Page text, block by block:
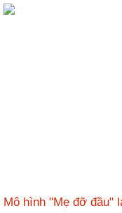
Mô hình "Mẹ đỡ đầu"